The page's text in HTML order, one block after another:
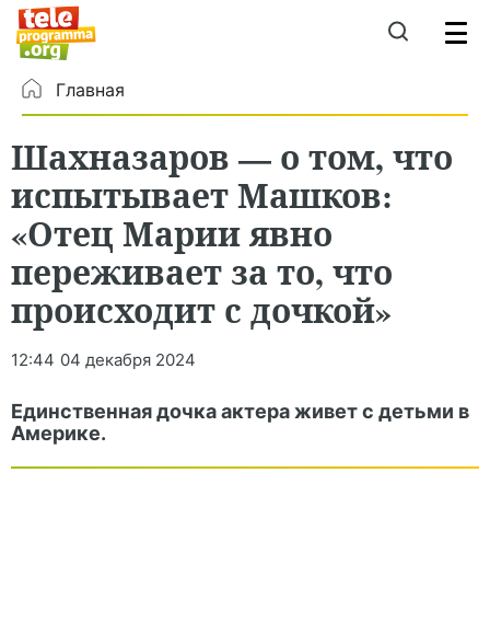
Главная
Шахназаров — о том, что
испытывает Машков:
«Отец Марии явно
переживает за то, что
происходит с дочкой»
12:44 04 декабря 2024
Единственная дочка актера живет с детьми в
Америке.